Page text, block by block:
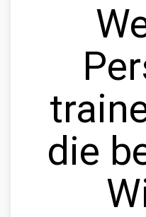
die